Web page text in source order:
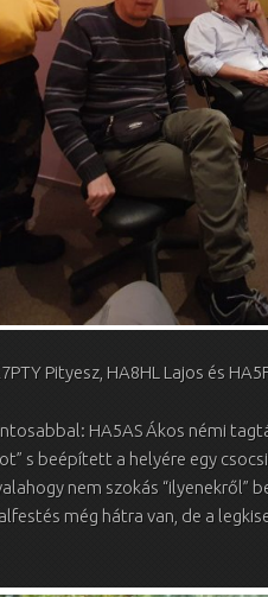
Pityesz, HA8HL Lajos és
HA5AS Ákos némi
s beépített a helyére egy
nem szokás “ilyenekről”
még hátra van, de a